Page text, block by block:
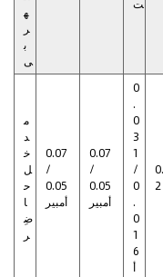
ه
ر
ب
ى
ت
م
د
خ
ل
ح
ا
ضِ
ر
0.07
/
0.05
أمبير
0.07
/
0.05
أمبير
0
.
0
3
1
/
0
.
0
1
6
أ